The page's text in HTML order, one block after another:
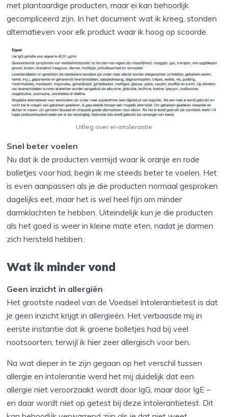
met plantaardige producten, maar ei kan behoorlijk
gecompliceerd zijn. In het document wat ik kreeg, stonden
alternatieven voor elk product waar ik hoog op scoorde.
Uitleg over ei-intolerantie
Snel beter voelen
Nu dat ik de producten vermijd waar ik oranje en rode
bolletjes voor had, begin ik me steeds beter te voelen. Het
is even aanpassen als je die producten normaal gesproken
dagelijks eet, maar het is wel heel fijn om minder
darmklachten te hebben. Uiteindelijk kun je die producten
als het goed is weer in kleine mate eten, nadat je darmen
zich hersteld hebben.
Wat ik minder vond
Geen inzicht in allergiën
Het grootste nadeel van de Voedsel Intolerantietest is dat
je geen inzicht krijgt in allergieën. Het verbaasde mij in
eerste instantie dat ik groene bolletjes had bij veel
nootsoorten, terwijl ik hier zeer allergisch voor ben.
Na wat dieper in te zijn gegaan op het verschil tussen
allergie en intolerantie werd het mij duidelijk dat een
allergie niet veroorzaakt wordt door IgG, maar door IgE –
en daar wordt niet op getest bij deze intolerantietest. Dit